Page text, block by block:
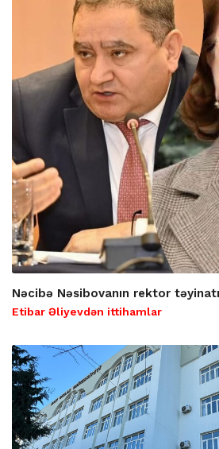
Nəcibə Nəsibovanın rektor
Etibar Əliyevdən ittihamlar